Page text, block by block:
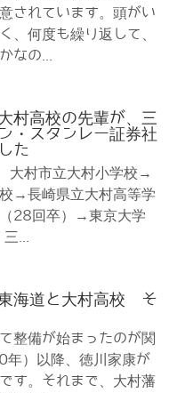
されています。頭がい
、何度も繰り返して、
なの...
村高校の先輩が、三
・スタンレー証券社
た
大村市立大村小学校→
→長崎県立大村高等学
28回卒）→東京大学
...
東海道と大村高校 そ
整備が始まったのが関
年）以降、徳川家康が
す。それまで、大村藩